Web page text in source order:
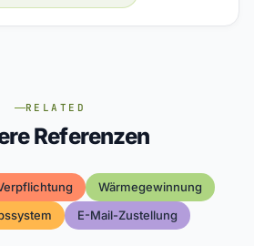
RELATED
Referenzen
Wärmegewinnung
E-Mail-Zustellung